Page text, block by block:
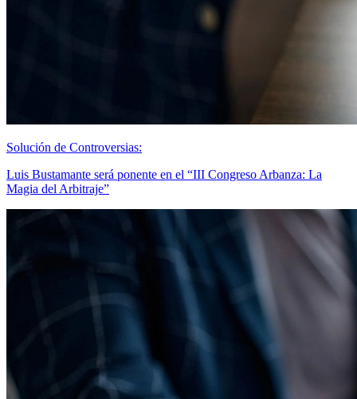
Solución de Controversias:
Luis Bustamante será ponente en el “III Congreso Arbanza: La
Magia del Arbitraje”